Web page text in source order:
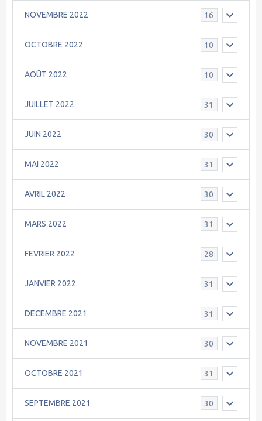
NOVEMBRE 2022 16
OCTOBRE 2022 10
AOÛT 2022 10
JUILLET 2022 31
JUIN 2022 30
MAI 2022 31
AVRIL 2022 30
MARS 2022 31
FEVRIER 2022 28
JANVIER 2022 31
DECEMBRE 2021 31
NOVEMBRE 2021 30
OCTOBRE 2021 31
SEPTEMBRE 2021 30